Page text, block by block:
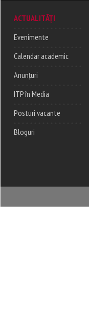
ACTUALITĂȚI
Evenimente
Calendar academic
Anunțuri
ITP în Media
Posturi vacante
Bloguri